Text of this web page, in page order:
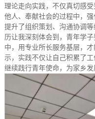
理论走向实践，不仅真切感
他人、奉献社会的过程中，
提升了组织策划、沟通协调
历让我深刻体会到，青年学
中，用专业所长服务基层，
示，实践不仅让自己积累了
继续践行青年使命，为家乡发